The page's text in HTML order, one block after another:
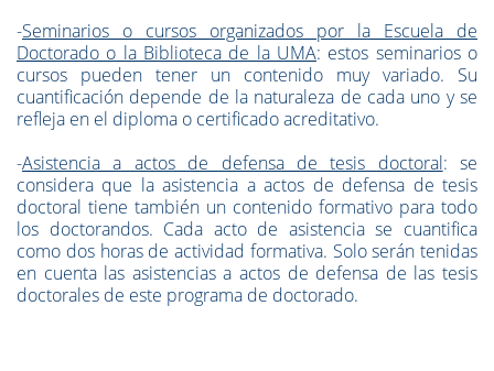
-Seminarios o cursos organizados por la Escuela de
Doctorado o la Biblioteca de la UMA: estos seminarios o
cursos pueden tener un contenido muy variado. Su
cuantificación depende de la naturaleza de cada uno y se
refleja en el diploma o certificado acreditativo.
-Asistencia a actos de defensa de tesis doctoral: se
considera que la asistencia a actos de defensa de tesis
doctoral tiene también un contenido formativo para todo
los doctorandos. Cada acto de asistencia se cuantifica
como dos horas de actividad formativa. Solo serán tenidas
en cuenta las asistencias a actos de defensa de las tesis
doctorales de este programa de doctorado.